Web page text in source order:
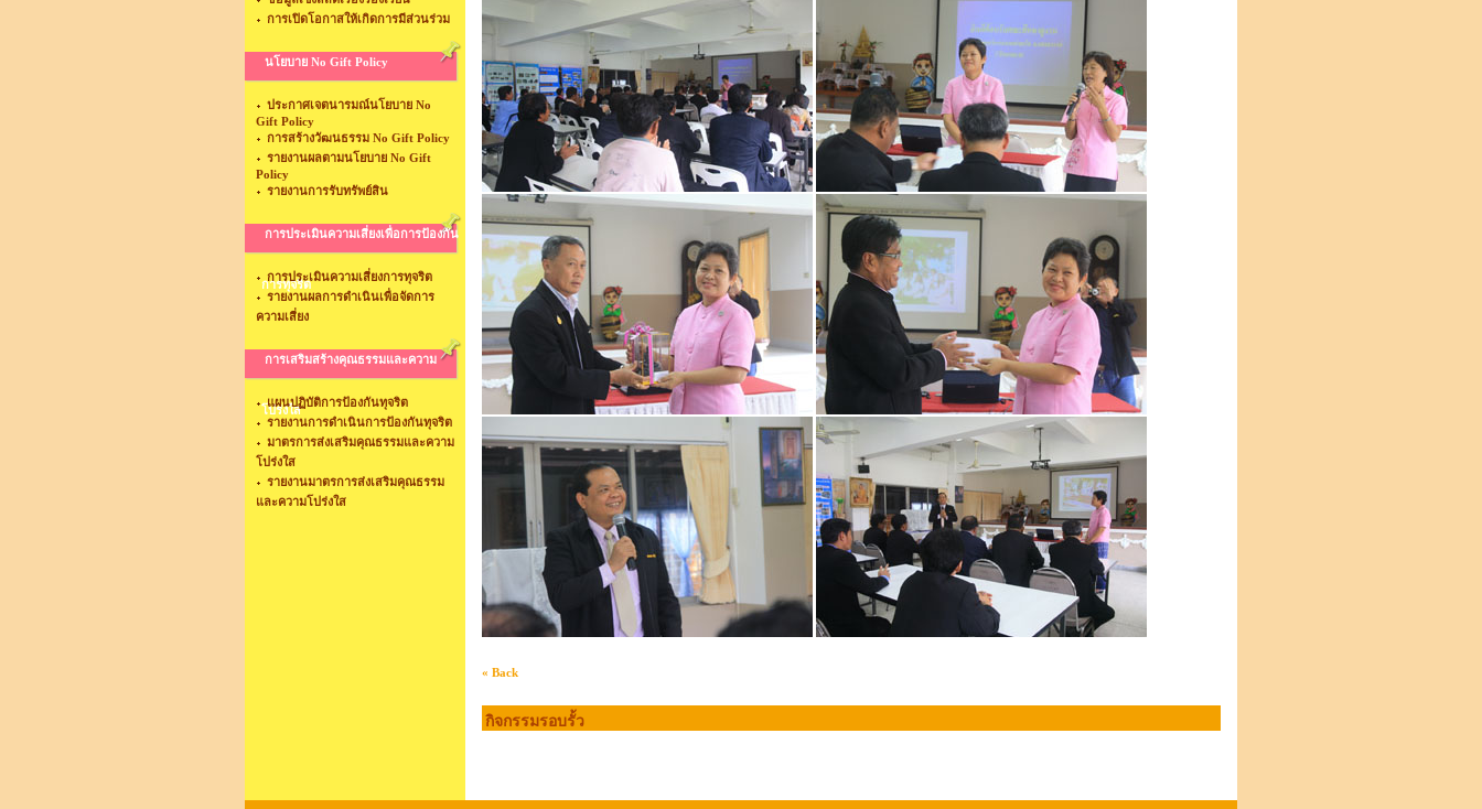
การเปิดโอกาสให้เกิดการมีส่วนร่วม
นโยบาย No Gift Policy
ประกาศเจตนารมณ์นโยบาย No
Gift Policy
การสร้างวัฒนธรรม No Gift Policy
รายงานผลตามนโยบาย No Gift
Policy
รายงานการรับทรัพย์สิน
การประเมินความเสี่ยงเพื่อการป้องกัน
การทุจริต
การประเมินความเสี่ยงการทุจริต
รายงานผลการดำเนินเพื่อจัดการ
ความเสี่ยง
การเสริมสร้างคุณธรรมและความ
โปร่งใส
แผนปฏิบัติการป้องกันทุจริต
รายงานการดำเนินการป้องกันทุจริต
มาตรการส่งเสริมคุณธรรมและความ
โปร่งใส
รายงานมาตรการส่งเสริมคุณธรรม
และความโปร่งใส
« Back
กิจกรรมรอบรั้ว